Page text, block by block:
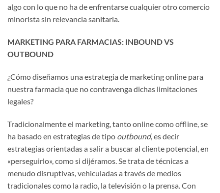
algo con lo que no ha de enfrentarse cualquier otro comercio
minorista sin relevancia sanitaria.
MARKETING PARA FARMACIAS: INBOUND VS
OUTBOUND
¿Cómo diseñamos una estrategia de marketing online para
nuestra farmacia que no contravenga dichas limitaciones
legales?
Tradicionalmente el marketing, tanto online como offline, se
ha basado en estrategias de tipo outbound, es decir
estrategias orientadas a salir a buscar al cliente potencial, en
«perseguirlo», como si dijéramos. Se trata de técnicas a
menudo disruptivas, vehiculadas a través de medios
tradicionales como la radio, la televisión o la prensa. Con